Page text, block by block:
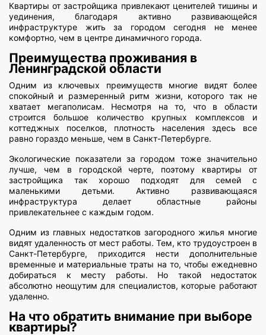
Квартиры от застройщика привлекают ценителей тишины и
уединения, благодаря активно развивающейся
инфраструктуре жить за городом сегодня не менее
комфортно, чем в центре динамичного города.
Преимущества проживания в
Ленинградской области
Одним из ключевых преимуществ многие видят более
спокойный и размеренный ритм жизни, которого так не
хватает мегаполисам. Несмотря на то, что в области
строится большое количество крупных комплексов и
коттеджных поселков, плотность населения здесь все
равно гораздо меньше, чем в Санкт-Петербурге.
Экологические показатели за городом тоже значительно
лучше, чем в городской черте, поэтому квартиры от
застройщика так хорошо подходят для семей с
маленькими детьми. Активно развивающаяся
инфраструктура делает областные районы
привлекательнее с каждым годом.
Одним из главных недостатков загородного жилья многие
видят удаленность от мест работы. Тем, кто трудоустроен в
Санкт-Петербурге, приходится нести дополнительные
временные и материальные траты на то, чтобы ежедневно
добираться к месту работы. Но такой недостаток
абсолютно неощутим для специалистов, которые работают
удаленно.
На что обратить внимание при выборе
квартиры?